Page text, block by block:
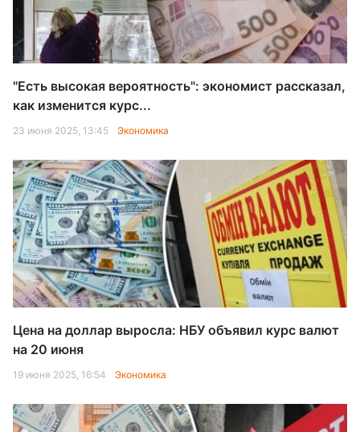
"Есть высокая вероятность": экономист рассказал,
как изменится курс...
23 июня 2025, 13:45 Экономика
Цена на доллар выросла: НБУ объявил курс валют
на 20 июня
19 июня 2025, 16:54 Экономика